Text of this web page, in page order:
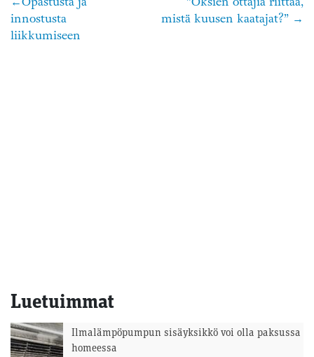
Artikkelien
selaus
innostusta
liikkumiseen
mistä kuusen kaatajat?”
Luetuimmat
Ilmalämpöpumpun sisäyksikkö voi olla paksussa
homeessa